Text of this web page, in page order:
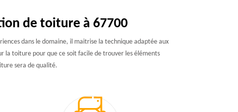
de toiture à 67700
dans le domaine, il maitrise la technique adaptée aux
la toiture pour que ce soit facile de trouver les éléments
sera de qualité.